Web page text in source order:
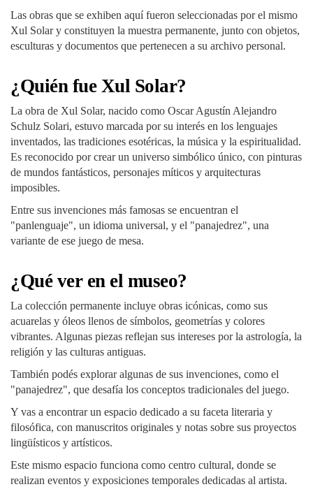
Las obras que se exhiben aquí fueron seleccionadas por el mismo
Xul Solar y constituyen la muestra permanente, junto con objetos,
esculturas y documentos que pertenecen a su archivo personal.
¿Quién fue Xul Solar?
La obra de Xul Solar, nacido como Oscar Agustín Alejandro
Schulz Solari, estuvo marcada por su interés en los lenguajes
inventados, las tradiciones esotéricas, la música y la espiritualidad.
Es reconocido por crear un universo simbólico único, con pinturas
de mundos fantásticos, personajes míticos y arquitecturas
imposibles.
Entre sus invenciones más famosas se encuentran el
"panlenguaje", un idioma universal, y el "panajedrez", una
variante de ese juego de mesa.
¿Qué ver en el museo?
La colección permanente incluye obras icónicas, como sus
acuarelas y óleos llenos de símbolos, geometrías y colores
vibrantes. Algunas piezas reflejan sus intereses por la astrología, la
religión y las culturas antiguas.
También podés explorar algunas de sus invenciones, como el
"panajedrez", que desafía los conceptos tradicionales del juego.
Y vas a encontrar un espacio dedicado a su faceta literaria y
filosófica, con manuscritos originales y notas sobre sus proyectos
lingüísticos y artísticos.
Este mismo espacio funciona como centro cultural, donde se
realizan eventos y exposiciones temporales dedicadas al artista.